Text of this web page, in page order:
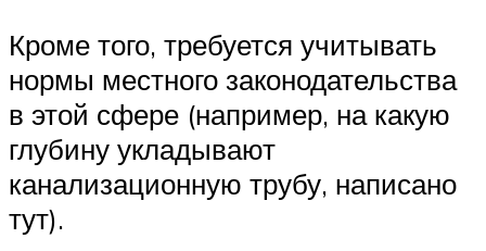
Кроме того, требуется учитывать
нормы местного законодательства
в этой сфере (например, на какую
глубину укладывают
канализационную трубу, написано
тут).